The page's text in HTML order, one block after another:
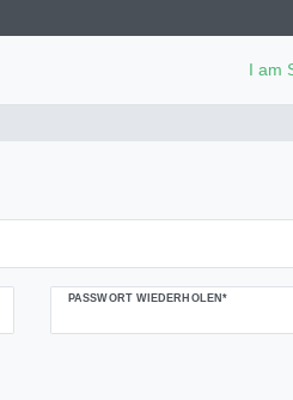
I am
PASSWORT WIEDERHOLEN*